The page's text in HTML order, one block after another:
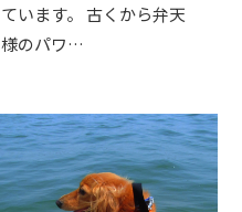
ています。 古くから弁天
様のパワ…